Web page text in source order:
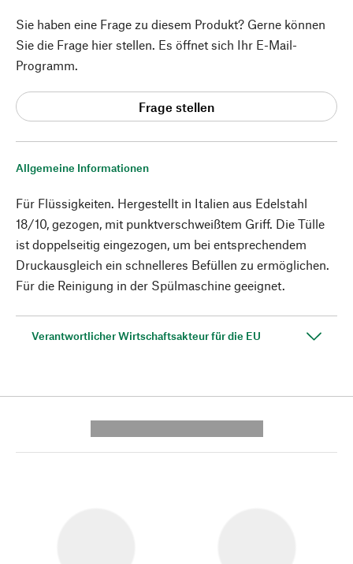
Allgemeine Informationen
Für Flüssigkeiten. Hergestellt in Italien aus Edelstahl
18/10, gezogen, mit punktverschweißtem Griff. Die Tülle
ist doppelseitig eingezogen, um bei entsprechendem
Druckausgleich ein schnelleres Befüllen zu ermöglichen.
Für die Reinigung in der Spülmaschine geeignet.
Verantwortlicher Wirtschaftsakteur für die EU
Sie haben eine Frage zu diesem Produkt? Gerne können
Sie die Frage hier stellen. Es öffnet sich Ihr E-Mail-
Programm.
Frage stellen